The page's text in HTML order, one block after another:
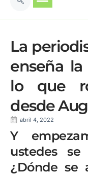
La
enseña
lo que
desde
abril 4, 2022
Y
ustedes se
¿Dónde se